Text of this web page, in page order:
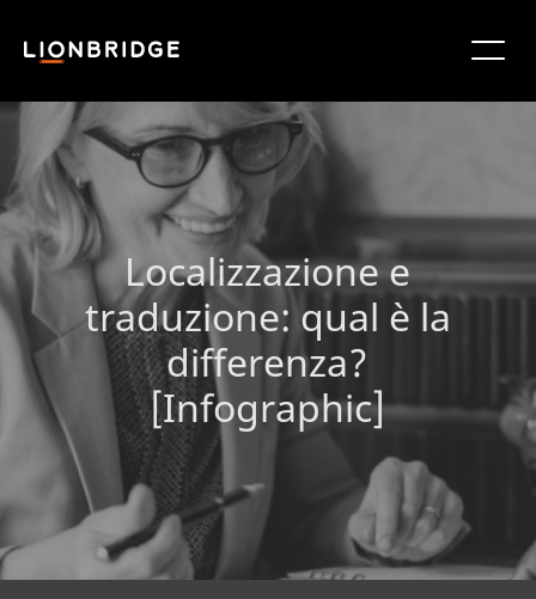
Localizzazione e
traduzione: qual è la
differenza?
[Infographic]